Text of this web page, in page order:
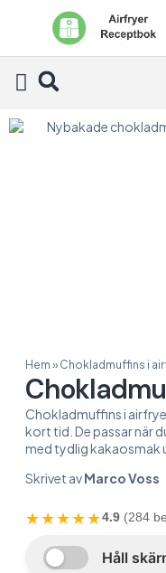
Hem » Chokladmuffins i
Chokladmuffins i
kort tid. De passar när
med tydlig kakaosmak
Skrivet avMarco Voss
★★★★★4.9 (284